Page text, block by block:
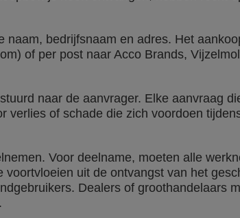
bedrijfsnaam en adres. Het
of per post naar Acco Brands,
naar de aanvrager. Elke aanvraag
verlies of schade die zich voordoen
Voor deelname, moeten alle
uit de ontvangst van het
Dealers of groothandelaars